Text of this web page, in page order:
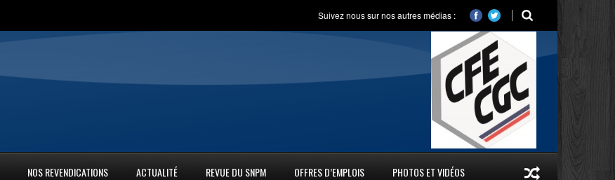
Suivez nous sur nos autres médias :
NOS REVENDICATIONS ACTUALITÉ REVUE DU SNPM OFFRES D’EMPLOIS PHOTOS ET VIDÉOS